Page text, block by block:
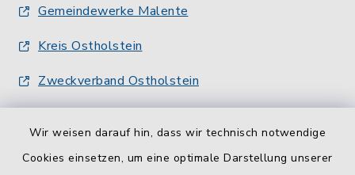
Wir weisen darauf hin, dass wir technisch notwendige
Cookies einsetzen, um eine optimale Darstellung unserer
Gemeindewerke Malente
Kreis Ostholstein
Zweckverband Ostholstein